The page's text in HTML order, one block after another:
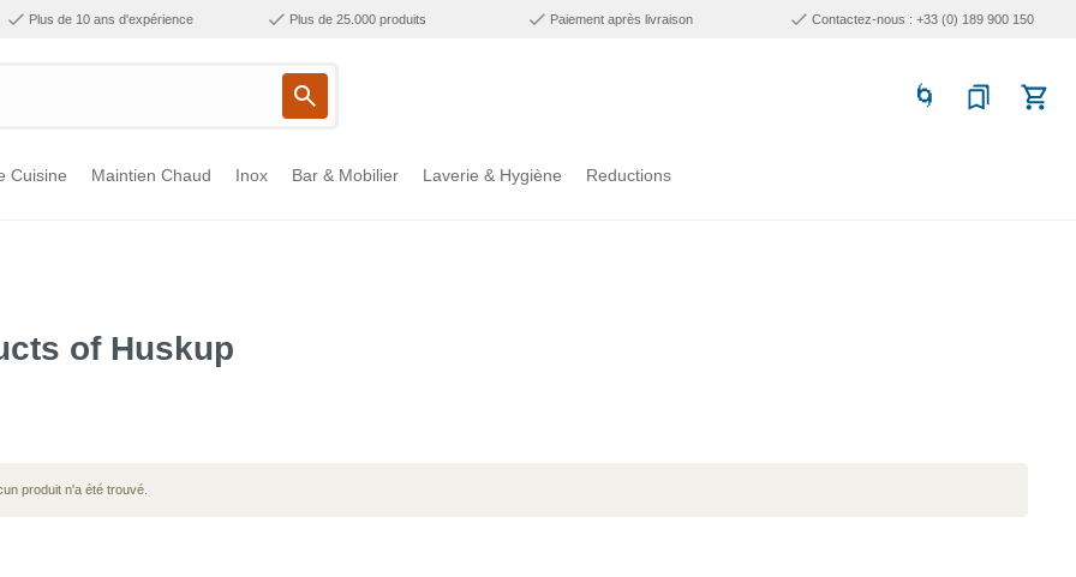
Plus de 10 ans d'expérience Plus de 25.000 produits Paiement après livraison Contactez-nous : +33 (0) 189 900 150
Cuisine Maintien Chaud Inox Bar & Mobilier Laverie & Hygiène Reductions
of Huskup
produit n'a été trouvé.